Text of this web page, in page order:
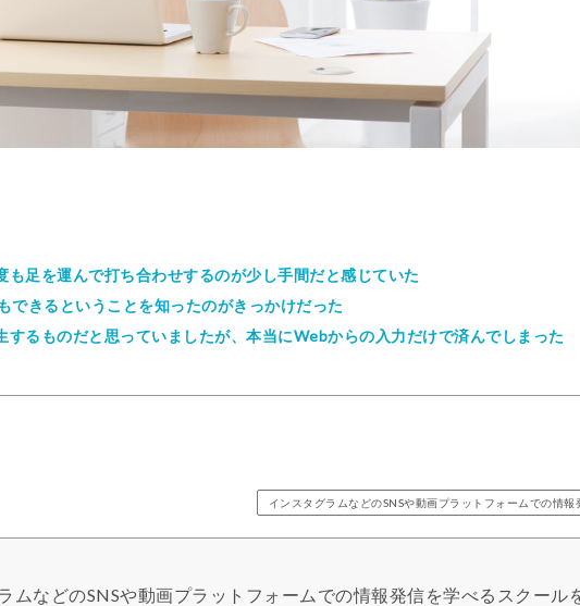
足を運んで打ち合わせするのが少し手間だと感じていた
きるということを知ったのがきっかけだった
るものだと思っていましたが、本当にWebからの入力だけで済んでしまった
インスタグラムなどのSNSや動画プラットフォームでの情
などのSNSや動画プラットフォームでの情報発信を学べるスクール